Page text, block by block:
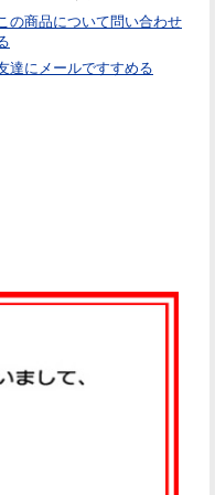
の商品について問い合わせ
達にメールですすめる